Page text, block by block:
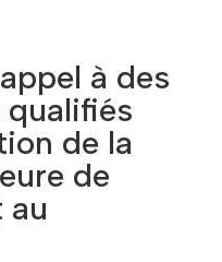
à des
de la
de
au